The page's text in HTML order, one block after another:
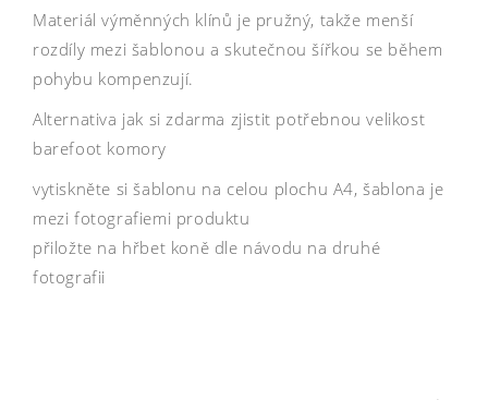
Materiál výměnných klínů je pružný, takže menší
rozdíly mezi šablonou a skutečnou šířkou se během
pohybu kompenzují.
Alternativa jak si zdarma zjistit potřebnou velikost
barefoot komory
vytiskněte si šablonu na celou plochu A4, šablona je
mezi fotografiemi produktu
přiložte na hřbet koně dle návodu na druhé
fotografii